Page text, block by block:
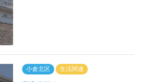
小倉北区 生活関連